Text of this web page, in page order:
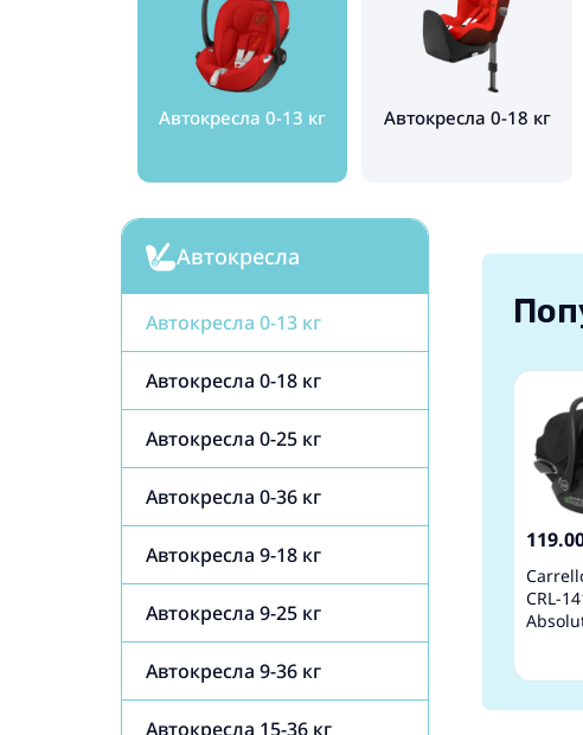
Автокресла 0-13 кг Автокресла 0-18 кг
Автокресла
Автокресла 0-13 кг
Автокресла 0-18 кг
Автокресла 0-25 кг
Автокресла 0-36 кг
Автокресла 9-18 кг
Автокресла 9-25 кг
Автокресла 9-36 кг
Автокресла 15-36 кг
CRL-
кг